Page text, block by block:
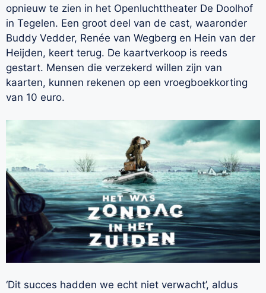
opnieuw te zien in het Openluchttheater De Doolhof
in Tegelen. Een groot deel van de cast, waaronder
Buddy Vedder, Renée van Wegberg en Hein van der
Heijden, keert terug. De kaartverkoop is reeds
gestart. Mensen die verzekerd willen zijn van
kaarten, kunnen rekenen op een vroegboekkorting
van 10 euro.
‘Dit succes hadden we echt niet verwacht’, aldus